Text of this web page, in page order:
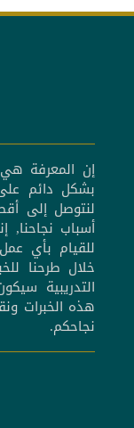
إن المعرفة
بشكل دائم
لنتوصل إلى
أسباب نجاحنا,
للقيام بأي
خلال طرحنا
التدريبية
هذه الخبرات
نجاحكم.